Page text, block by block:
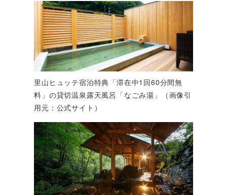
里山ヒュッテ宿泊特典「滞在中1回60分間無
料」の貸切温泉露天風呂「なごみ湯」（画像引
用元：公式サイト）